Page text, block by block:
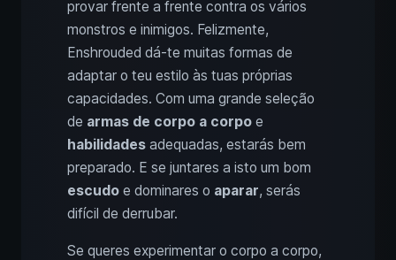
provar frente a frente contra os vários
monstros e inimigos. Felizmente,
Enshrouded dá-te muitas formas de
adaptar o teu estilo às tuas próprias
capacidades. Com uma grande seleção
de armas de corpo a corpo e
habilidades adequadas, estarás bem
preparado. E se juntares a isto um bom
escudo e dominares o aparar, serás
difícil de derrubar.
Se queres experimentar o corpo a corpo,